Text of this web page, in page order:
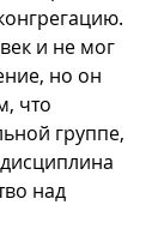
и не мог
но он
что
группе,
над